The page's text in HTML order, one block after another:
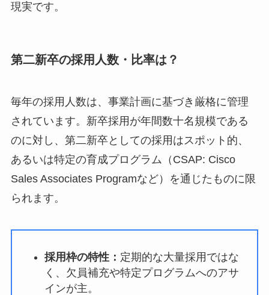
現実です。
第二新卒の採用人数・比率は？
毎年の採用人数は、事業計画に基づき厳格に管理
されています。新卒採用が年間数十名規模である
のに対し、第二新卒としての採用はスポット的、
あるいは特定の育成プログラム（CSAP: Cisco
Sales Associates Programなど）を通じたものに限
られます。
採用枠の特性： 定期的な大量採用ではな
く、欠員補充や特定プログラムへのアサ
インが主。